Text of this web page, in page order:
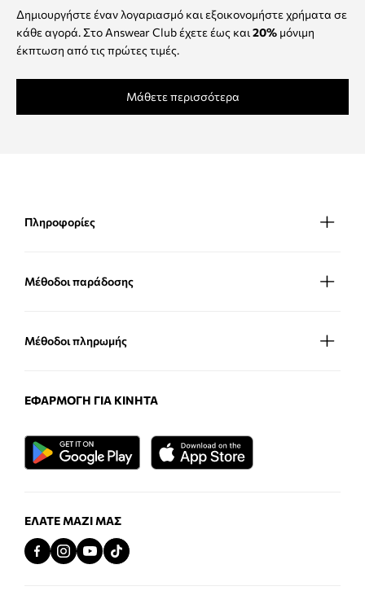
Δημιουργήστε έναν λογαριασμό και εξοικονομήστε χρήματα σε
κάθε αγορά. Στο Answear Club έχετε έως και 20% μόνιμη
έκπτωση από τις πρώτες τιμές.
Μάθετε περισσότερα
Πληροφορίες
Μέθοδοι παράδοσης
Μέθοδοι πληρωμής
ΕΦΑΡΜΟΓΉ ΓΙΑ ΚΙΝΗΤΆ
ΕΛΆΤΕ ΜΑΖΊ ΜΑΣ